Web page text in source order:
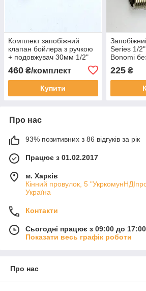
Комплект запобіжний
клапан бойлера з ручкою
+ подовжувач 30мм 1/2"
460 ₴/комплект
Купити
Series 1/
Bonomi
225₴
Про нас
93% позитивних з 86 відгуків за рік
Працює з 01.02.2017
м. Харків
Кінний провулок, 5
Україна
Контакти
Сьогодні працює з 09:00 до 17:00
Показати весь графік роботи
Про нас